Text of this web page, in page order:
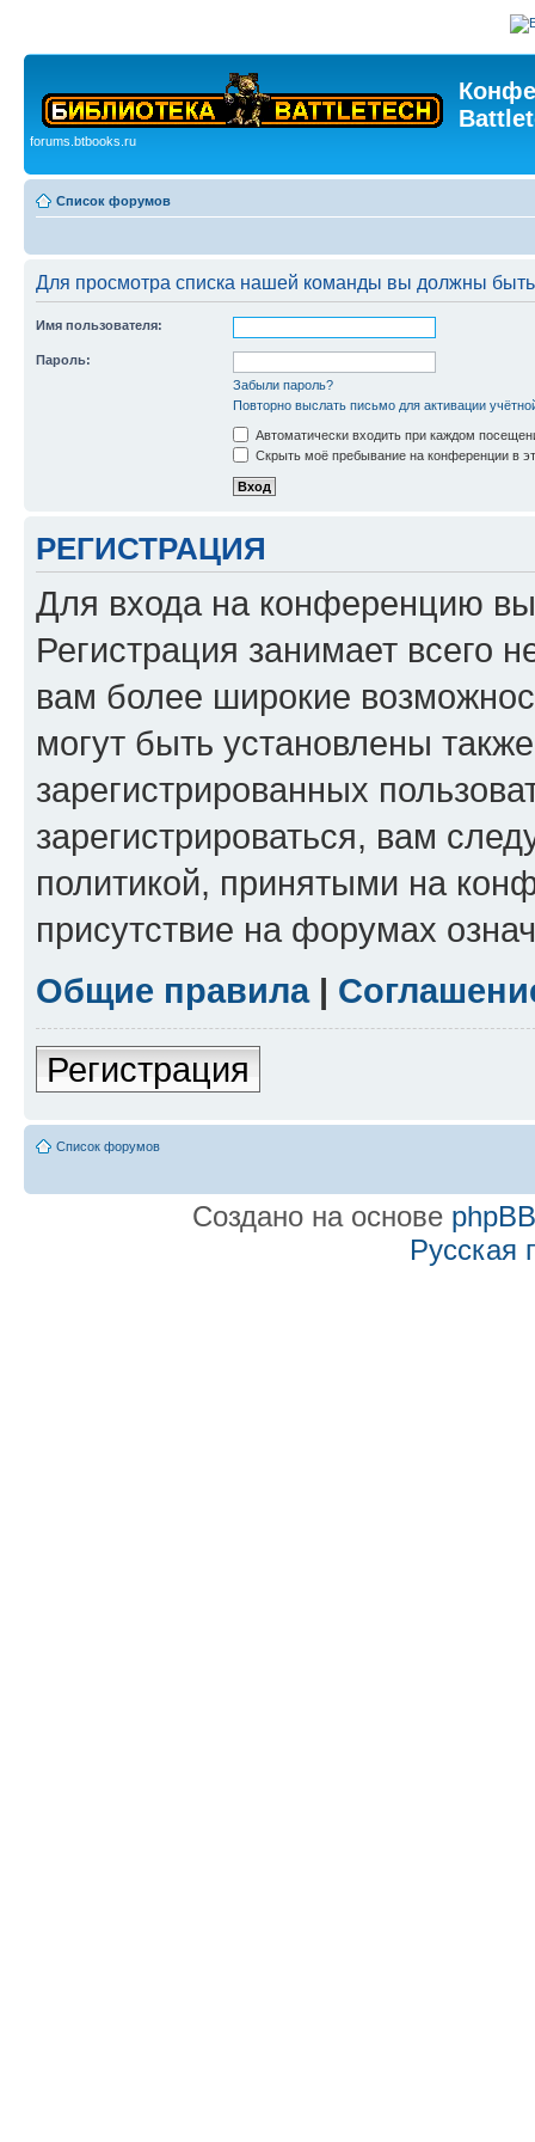
forums.btbooks.ru
Список форумов
Для просмотра списка нашей команды вы должны
Имя пользователя:
Пароль:
Забыли пароль?
Повторно выслать письмо для активации
Автоматически входить при каждом
Скрыть моё пребывание на конференции в
РЕГИСТРАЦИЯ
Для входа на конференцию
Регистрация занимает всего
вам более широкие
могут быть установлены
зарегистрированных
зарегистрироваться, вам
политикой, принятыми на
присутствие на форумах
Общие правила|
Регистрация
Список форумов
Создано на основе phpBB
Русская